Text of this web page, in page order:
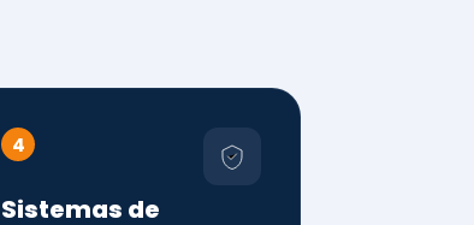
Gestão,
Conformidade
ISO 9001, 14001 e 45001
ISO 20000, 22000, 41001 e